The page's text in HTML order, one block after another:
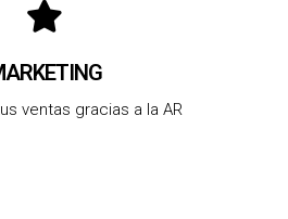
ventas gracias a la AR